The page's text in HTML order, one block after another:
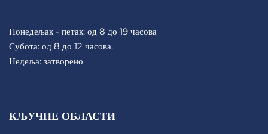
Понедељак - петак: од 8 до 19 часова
Субота: од 8 до 12 часова.
Недеља: затворено
КЉУЧНЕ ОБЛАСТИ